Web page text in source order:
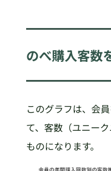
のべ購入客数
このグラフは、会
て、客数（ユニー
ものになります。